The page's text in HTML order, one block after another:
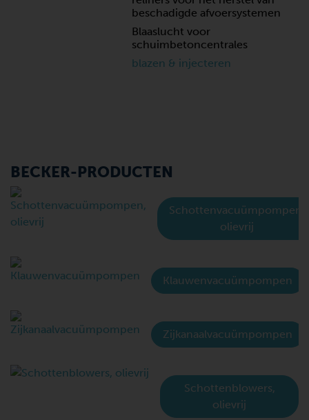
beschadigde afvoersystemen
Blaaslucht voor
schuimbetoncentrales
blazen & injecteren
BECKER-PRODUCTEN
Schottenvacuümpompen,
olievrij
Klauwenvacuümpompen
Zijkanaalvacuümpompen
Schottenblowers,
olievrij